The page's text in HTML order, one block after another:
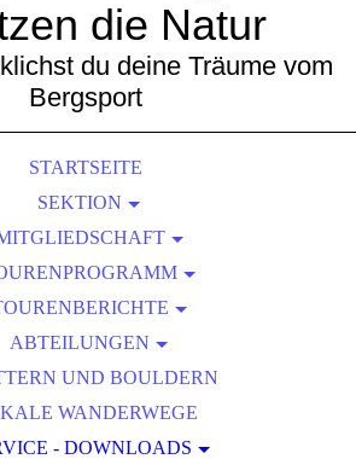
die Natur
du deine Träume vom
Bergsport
STARTSEITE
SEKTION
TERMINE
SATZUNG
WERDEN
VORTEILE
FRÄNKISCHES SAALETAL, 2
TOUREN 2026
TOUREN 2025
TOUREN 2024
ABTEILUNGEN
UND JUGENDGRUPPEN
FAMILIENGRUPPE
LADIES ONLY
UND BOULDERN
WANDERWEGE
- DOWNLOADS